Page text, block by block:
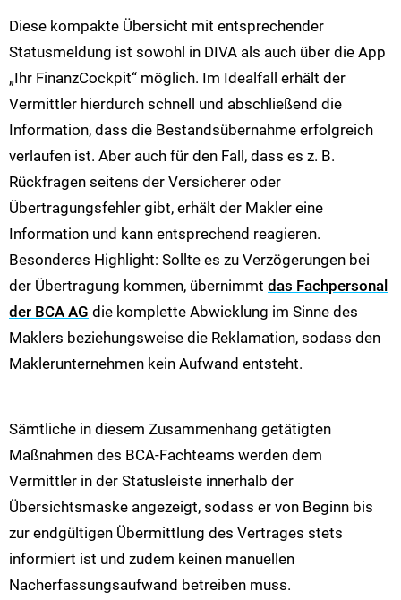
Diese kompakte Übersicht mit entsprechender
Statusmeldung ist sowohl in DIVA als auch über die App
„Ihr FinanzCockpit“ möglich. Im Idealfall erhält der
Vermittler hierdurch schnell und abschließend die
Information, dass die Bestandsübernahme erfolgreich
verlaufen ist. Aber auch für den Fall, dass es z. B.
Rückfragen seitens der Versicherer oder
Übertragungsfehler gibt, erhält der Makler eine
Information und kann entsprechend reagieren.
Besonderes Highlight: Sollte es zu Verzögerungen bei
der Übertragung kommen, übernimmt das Fachpersonal
der BCA AG die komplette Abwicklung im Sinne des
Maklers beziehungsweise die Reklamation, sodass den
Maklerunternehmen kein Aufwand entsteht.
Sämtliche in diesem Zusammenhang getätigten
Maßnahmen des BCA-Fachteams werden dem
Vermittler in der Statusleiste innerhalb der
Übersichtsmaske angezeigt, sodass er von Beginn bis
zur endgültigen Übermittlung des Vertrages stets
informiert ist und zudem keinen manuellen
Nacherfassungsaufwand betreiben muss.